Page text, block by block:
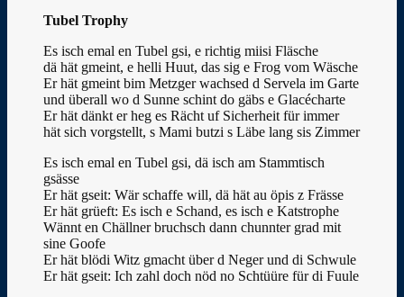
Tubel Trophy
Es isch emal en Tubel gsi, e richtig miisi Fläsche
dä hät gmeint, e helli Huut, das sig e Frog vom Wäsche
Er hät gmeint bim Metzger wachsed d Servela im Garte
und überall wo d Sunne schint do gäbs e Glacécharte
Er hät dänkt er heg es Rächt uf Sicherheit für immer
hät sich vorgstellt, s Mami butzi s Läbe lang sis Zimmer
Es isch emal en Tubel gsi, dä isch am Stammtisch
gsässe
Er hät gseit: Wär schaffe will, dä hät au öpis z Frässe
Er hät grüeft: Es isch e Schand, es isch e Katstrophe
Wännt en Chällner bruchsch dann chunnter grad mit
sine Goofe
Er hät blödi Witz gmacht über d Neger und di Schwule
Er hät gseit: Ich zahl doch nöd no Schtüüre für di Fuule